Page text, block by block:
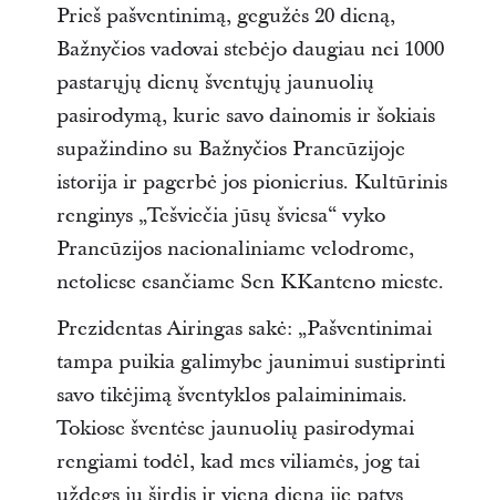
Prieš pašventinimą, gegužės 20 dieną,
Bažnyčios vadovai stebėjo daugiau nei 1000
pastarųjų dienų šventųjų jaunuolių
pasirodymą, kurie savo dainomis ir šokiais
supažindino su Bažnyčios Prancūzijoje
istorija ir pagerbė jos pionierius. Kultūrinis
renginys „Tešviečia jūsų šviesa“ vyko
Prancūzijos nacionaliniame velodrome,
netoliese esančiame Sen KKanteno mieste.
Prezidentas Airingas sakė: „Pašventinimai
tampa puikia galimybe jaunimui sustiprinti
savo tikėjimą šventyklos palaiminimais.
Tokiose šventėse jaunuolių pasirodymai
rengiami todėl, kad mes viliamės, jog tai